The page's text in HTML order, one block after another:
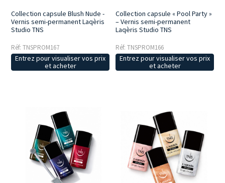
Collection capsule Blush Nude -
Vernis semi-permanent Laqèris
Studio TNS
Réf: TNSPROM167
Entrez pour visualiser vos prix
et acheter
Collection capsule « Pool Party »
– Vernis semi-permanent
Laqèris Studio TNS
Réf: TNSPROM166
Entrez pour visualiser vos prix
et acheter